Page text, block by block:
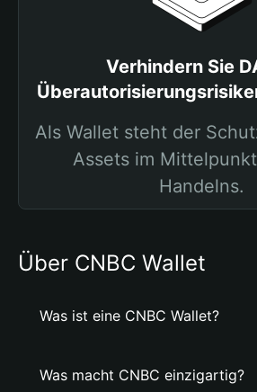
Verhindern Sie
Als Wallet steht der
Assets im
Handelns.
Über CNBC Wallet
Was ist eine CNBC Wallet?
Was macht CNBC einzigartig?